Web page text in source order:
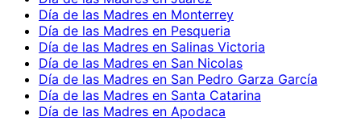
Día de las Madres en Monterrey
Día de las Madres en Pesqueria
Día de las Madres en Salinas Victoria
Día de las Madres en San Nicolas
Día de las Madres en San Pedro Garza García
Día de las Madres en Santa Catarina
Día de las Madres en Apodaca